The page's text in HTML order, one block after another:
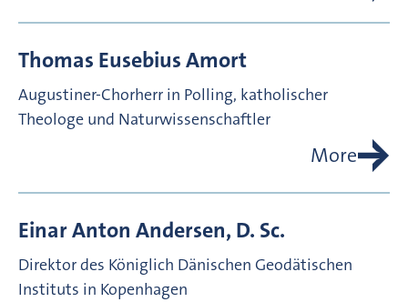
Thomas EusebiusAmort
Augustiner-Chorherr in Polling, katholischer
Theologe und Naturwissenschaftler
More
Einar Anton Andersen, D. Sc.
Direktor des Königlich Dänischen Geodätischen
Instituts in Kopenhagen